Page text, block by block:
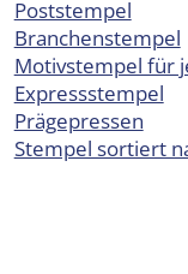
Poststempel
Branchenstempel
Motivstempel für
Expressstempel
Prägepressen
Stempel sortiert